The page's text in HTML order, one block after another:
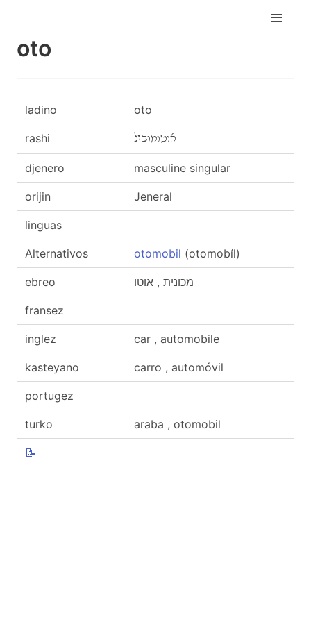
oto
ladino oto
rashi אוטומוביל
djenero masculine singular
orijin Jeneral
linguas
Alternativos otomobil (otomobíl)
ebreo מכונית , אוטו
fransez
inglez car , automobile
kasteyano carro , automóvil
portugez
turko araba , otomobil
📝